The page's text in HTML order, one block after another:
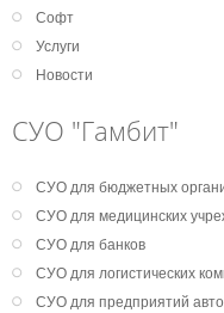
Софт
Услуги
Новости
СУО "Гамбит"
СУО для бюджетных
СУО для медицинских
СУО для банков
СУО для логистических
СУО для предприятий